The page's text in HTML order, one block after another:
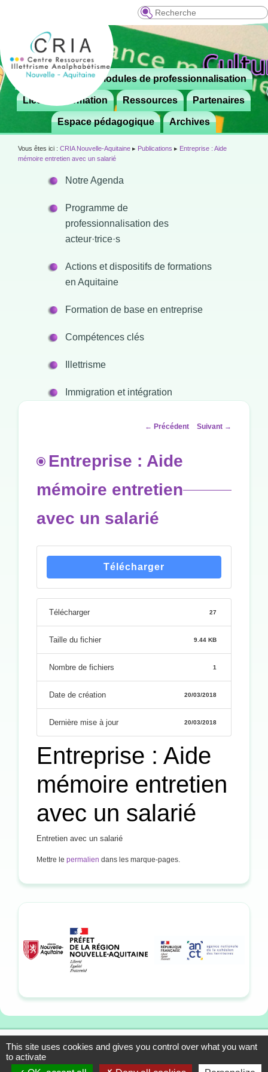
Recherche
Menu
principal
Aller
contenu
principal
 Le CRIA Modules de professionnalisation
Lieux de formation Ressources Partenaires
Espace pédagogique Archives
Vous êtes ici : CRIA Nouvelle-Aquitaine ▸ Publications ▸ Entreprise : Aide
mémoire entretien avec un salarié
Notre Agenda
Programme de
professionnalisation des
acteur·trice·s
Actions et dispositifs de formations
en Aquitaine
Formation de base en entreprise
Compétences clés
Illettrisme
Immigration et intégration
Navigation
← Précédent Suivant →
Entreprise : Aide
mémoire entretien
avec un salarié
Télécharger
Télécharger 27
Taille du fichier 9.44 KB
Nombre de fichiers 1
Date de création 20/03/2018
Dernière mise à jour 20/03/2018
Entreprise : Aide
mémoire entretien
avec un salarié
Entretien avec un salarié
Mettre le permalien dans les marque-pages.
13-15 allée du Colonel
Fabien, 33310 Lormont
Mentions légales
Plan du site
This site uses cookies and gives you control over what you want
to activate